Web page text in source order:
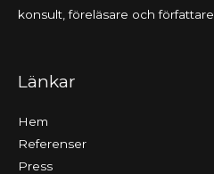
konsult, föreläsare och författare.
Länkar
Hem
Referenser
Press